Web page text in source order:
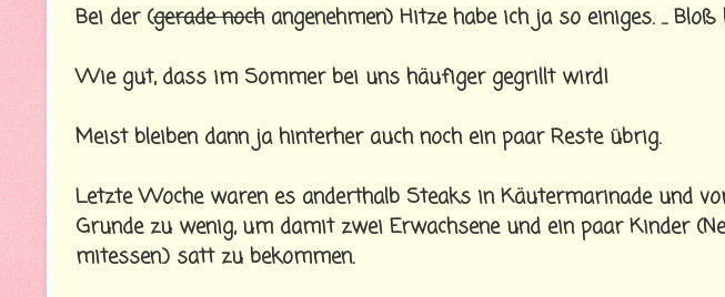
Bei der (gerade nochangenehmen) Hitze habe ich ja so einiges. ...
Wie gut, dass im Sommer bei uns häufiger gegrillt wird!
Meist bleiben dann ja hinterher auch noch ein paar Reste übrig.
Letzte Woche waren es anderthalb Steaks in Käutermarinade und
Grunde zu wenig, um damit zwei Erwachsene und ein paar Kinder
mitessen.) satt zu bekommen.